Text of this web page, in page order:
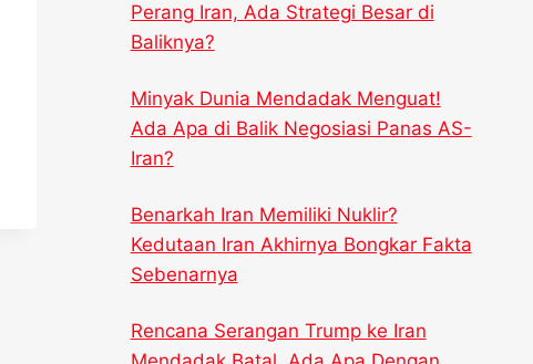
Perang Iran, Ada Strategi Besar di
Baliknya?
Minyak Dunia Mendadak Menguat!
Ada Apa di Balik Negosiasi Panas AS-
Iran?
Benarkah Iran Memiliki Nuklir?
Kedutaan Iran Akhirnya Bongkar Fakta
Sebenarnya
Rencana Serangan Trump ke Iran